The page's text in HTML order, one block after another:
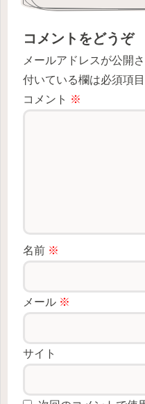
コメントをどうぞ
メールアドレスが公開
付いている欄は必須項
コメント ※
名前 ※
メール ※
サイト